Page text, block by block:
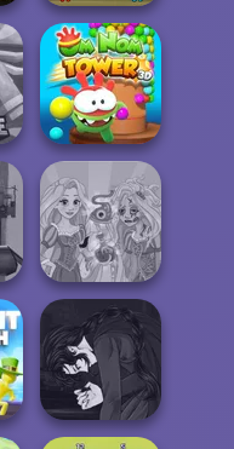
Fireboy and
Watergirl
Om Nom Tower
3D
Rapunzel
Zombie Curse